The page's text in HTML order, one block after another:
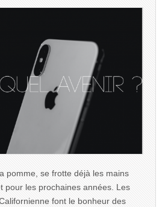
pomme, se frotte déjà les mains
pour les prochaines années. Les
font le bonheur des